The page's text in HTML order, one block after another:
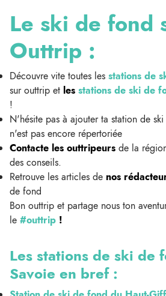
Le ski de fond
Outtrip :
Découvre vite toutes les stations de
sur outtrip et les stations de ski de
!
N'hésite pas à ajouter ta station de
n'est pas encore répertoriée
Contacte les outtripeurs de la
des conseils.
Retrouve les articles de nos
de fond
Bon outtrip et partage nous ton
le #outtrip !
Les stations de ski de
Savoie en bref :